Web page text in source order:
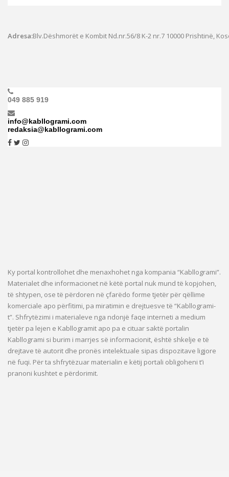
Adresa:Blv.Dëshmorët e Kombit Nd.nr.56/8 K-2 nr.7 10000 Prishtinë,
049 885 919
info@kabllogrami.com
redaksia@kabllogrami.com
Ky portal kontrollohet dhe menaxhohet nga kompania “Kabllogrami”.
Materialet dhe informacionet në këtë portal nuk mund të kopjohen,
të shtypen, ose të përdoren në çfarëdo forme tjetër për qëllime
komerciale apo përfitimi, pa miratimin e drejtuesve të “Kabllogrami-
t”. Shfrytëzimi i materialeve nga ndonjë faqe interneti a medium
tjetër pa lejen e Kabllogramit apo pa e cituar saktë portalin
Kabllogrami si burim i marrjes së informacionit, është shkelje e të
drejtave të autorit dhe pronës intelektuale sipas dispozitave ligjore
në fuqi. Për ta shfrytëzuar materialin e këtij portali obligoheni t’i
pranoni kushtet e përdorimit.